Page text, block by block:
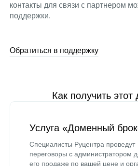
контакты для связи с партнером
поддержки.
Обратиться в поддержку
Как получить этот
Услуга «Доменный
Специалисты Руцентра проведут
переговоры с администратором
его продаже по вашей цене и